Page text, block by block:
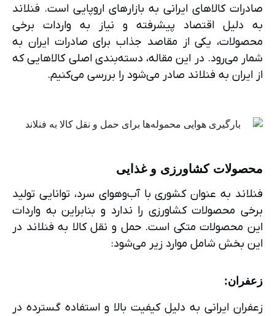
صادرات کالاهای ایرانی به بازارهای اروپایی است. فنلاند
به دلیل اقتصاد پیشرفته و نیاز به واردات برخی
محصولات، یکی از مقاصد جذاب برای صادرات ایران به
شمار می‌رود. در این مقاله، دسته‌بندی اصلی کالاهایی که
از ایران به فنلاند صادر می‌شود را بررسی می‌کنیم.
محصولات کشاورزی و غذایی
فنلاند به عنوان کشوری با آب‌وهوای سرد، توانایی تولید
برخی محصولات کشاورزی را ندارد و بنابراین به واردات
این محصولات متکی است. حمل و نقل کالا به فنلاند در
این بخش شامل موارد زیر می‌شود:
زعفران:
زعفران ایرانی به دلیل کیفیت بالا و استفاده گسترده در